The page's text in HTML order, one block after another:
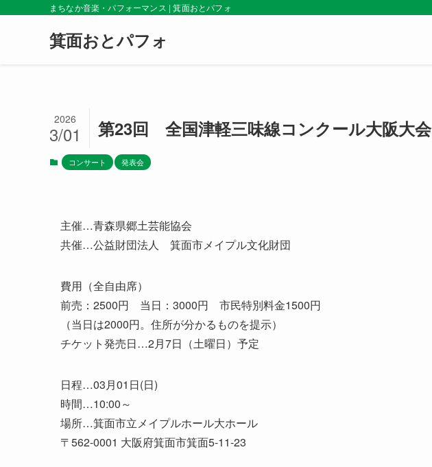
まちなか音楽・パフォーマンス | 箕面おとパフォ
箕面おとパフォ
第23回 全国津軽三味線コンクール大阪大会
2026
3/01
コンサート 発表会
主催…青森県郷土芸能協会
共催…公益財団法人 箕面市メイプル文化財団
費用（全自由席）
前売：2500円 当日：3000円 市民特別料金1500円
（当日は2000円。住所が分かるものを提示）
チケット発売日…2月7日（土曜日）予定
日程…03月01日(日)
時間…10:00～
場所…箕面市立メイプルホール大ホール
〒562-0001 大阪府箕面市箕面5-11-23